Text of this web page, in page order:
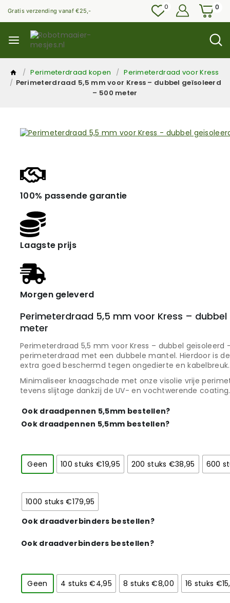
Gratis verzending vanaf €25,- 0 0
/ Perimeterdraad kopen / Perimeterdraad voor Kress
/ Perimeterdraad 5,5 mm voor Kress – dubbel geïsoleerd
– 500 meter
100% passende garantie
Laagste prijs
Morgen geleverd
Perimeterdraad 5,5 mm voor Kress –
meter
Perimeterdraad 5,5 mm voor Kress – dubbel geïsoleerd
perimeterdraad met een dubbele mantel. Hierdoor is
extra goed beschermd tegen ongedierte en kabelbreuk.
Minimaliseer knaagschade met onze visolie vrije
tevens slijtage dankzij de UV- en vochtwerende coating.
Ook draadpennen 5,5mm bestellen?
Ook draadpennen 5,5mm bestellen?
Geen 100 stuks €19,95 200 stuks €38,95 600
1000 stuks €179,95
Ook draadverbinders bestellen?
Ook draadverbinders bestellen?
Geen 4 stuks €4,95 8 stuks €8,00 16 stuks